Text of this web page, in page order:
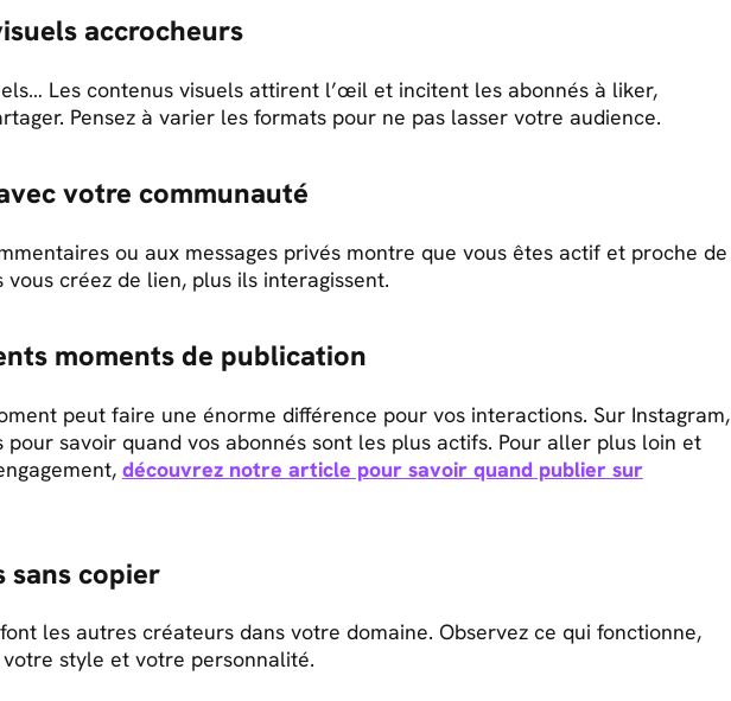
accrocheurs
Les contenus visuels attirent l’œil et incitent les abonnés à liker,
Pensez à varier les formats pour ne pas lasser votre audience.
votre communauté
ou aux messages privés montre que vous êtes actif et proche de
vous créez de lien, plus ils interagissent.
moments de publication
peut faire une énorme différence pour vos interactions. Sur Instagram,
pour savoir quand vos abonnés sont les plus actifs. Pour aller plus loin et
découvrez notre article pour savoir quand publier sur
sans copier
les autres créateurs dans votre domaine. Observez ce qui fonctionne,
style et votre personnalité.